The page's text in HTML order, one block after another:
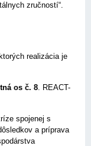
zručností“.
realizácia je
os č. 8. REACT-
spojenej s
a príprava